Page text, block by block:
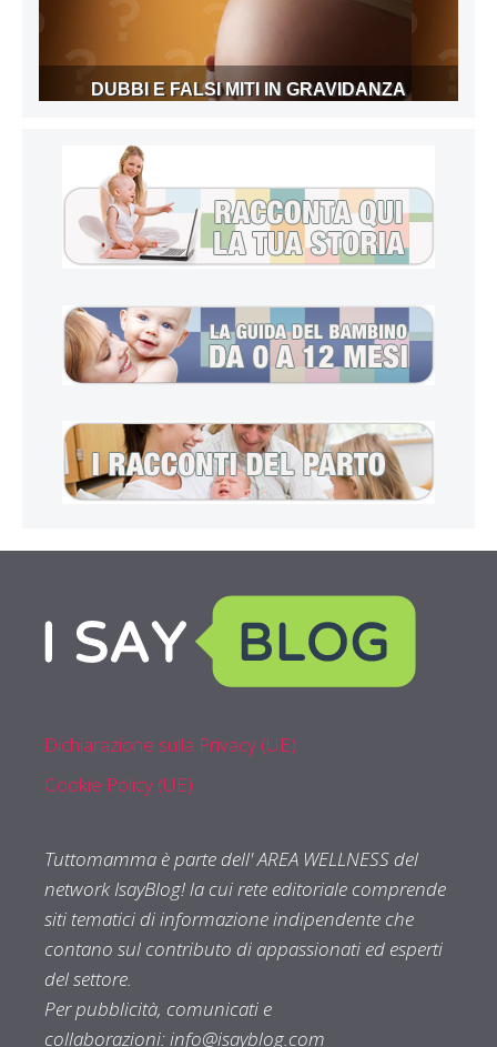
DUBBI E FALSI MITI IN GRAVIDANZA
Dichiarazione sulla Privacy (UE)
Cookie Policy (UE)
Tuttomamma è parte dell' AREA WELLNESS del
network IsayBlog! la cui rete editoriale comprende
siti tematici di informazione indipendente che
contano sul contributo di appassionati ed esperti
del settore.
Per pubblicità, comunicati e
collaborazioni:info@isayblog.com